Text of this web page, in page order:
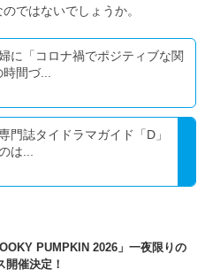
ではないでしょうか。
に「コロナ禍でポジティブな関
間づ...
門誌タイドラマガイド「D」
は...
PUMPKIN 2026」一夜限りの
催決定！